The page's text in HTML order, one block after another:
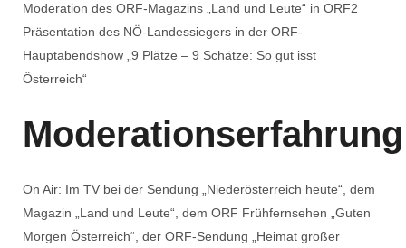
Moderation des ORF-Magazins „Land und Leute“ in ORF2
Präsentation des NÖ-Landessiegers in der ORF-
Hauptabendshow „9 Plätze – 9 Schätze: So gut isst
Österreich“
Moderationserfahrung
On Air: Im TV bei der Sendung „Niederösterreich heute“, dem
Magazin „Land und Leute“, dem ORF Frühfernsehen „Guten
Morgen Österreich“, der ORF-Sendung „Heimat großer